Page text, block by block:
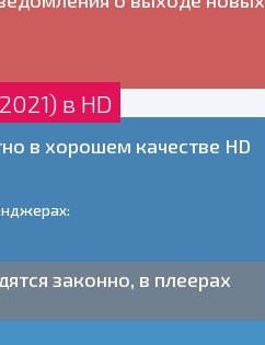
в HD
в хорошем качестве HD
законно, в плеерах